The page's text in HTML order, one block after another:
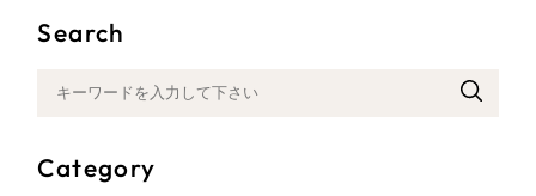
Search
Category